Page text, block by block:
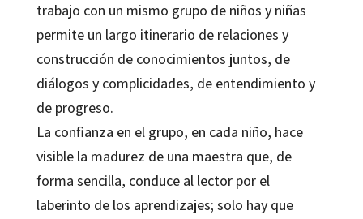
trabajo con un mismo grupo de niños y niñas
permite un largo itinerario de relaciones y
construcción de conocimientos juntos, de
diálogos y complicidades, de entendimiento y
de progreso.
La confianza en el grupo, en cada niño, hace
visible la madurez de una maestra que, de
forma sencilla, conduce al lector por el
laberinto de los aprendizajes; solo hay que